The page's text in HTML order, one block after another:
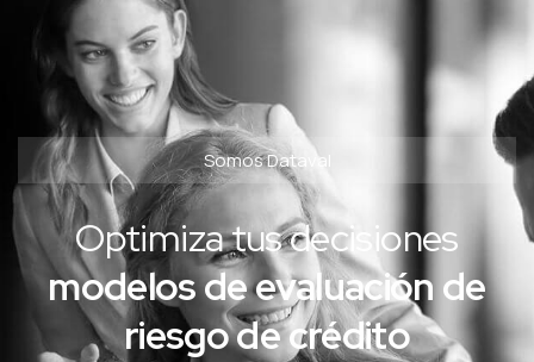
Somos Dataval
Optimiza tus decisiones
modelos de evaluación de
riesgo de crédito